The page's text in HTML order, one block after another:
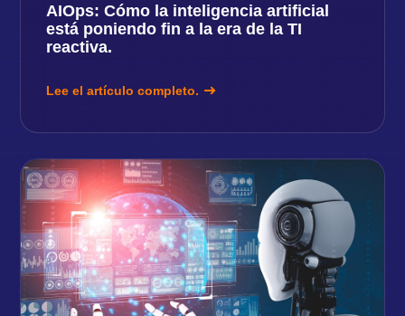
AIOps: Cómo la inteligencia artificial
está poniendo fin a la era de la TI
reactiva.
Lee el artículo completo.